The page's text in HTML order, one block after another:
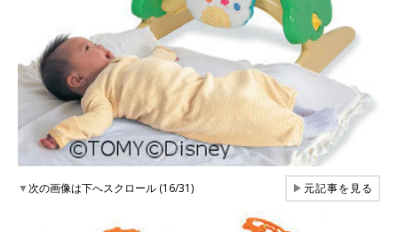
▼次の画像は下へスクロール (16/31) ▶元記事を見る